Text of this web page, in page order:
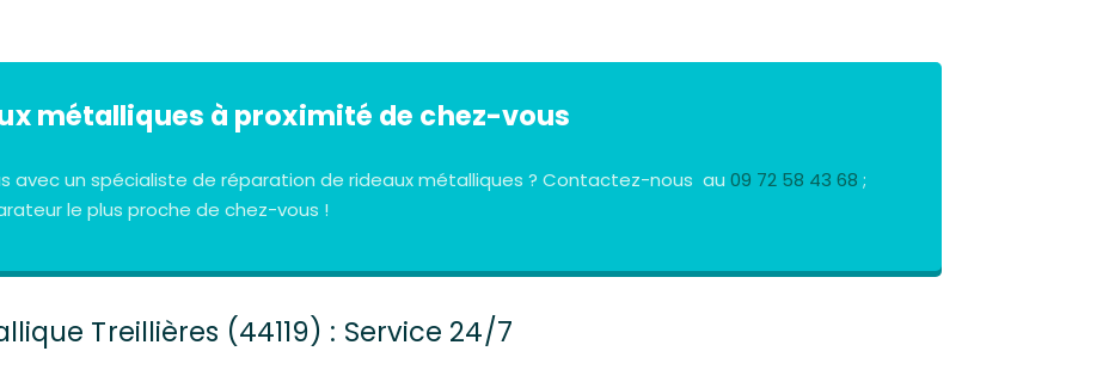
métalliques à proximité de chez-vous
avec un spécialiste de réparation de rideaux métalliques ? Contactez-nous au 09 72 58 43 68 ;
le plus proche de chez-vous !
Treillières (44119) : Service 24/7